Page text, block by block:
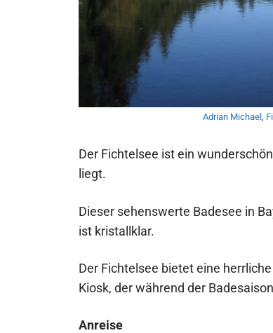
Adrian Michael ,
Der Fichtelsee ist ein
liegt.
Dieser sehenswerte Badesee in
ist kristallklar.
Der Fichtelsee bietet eine
Kiosk, der während der
Anreise